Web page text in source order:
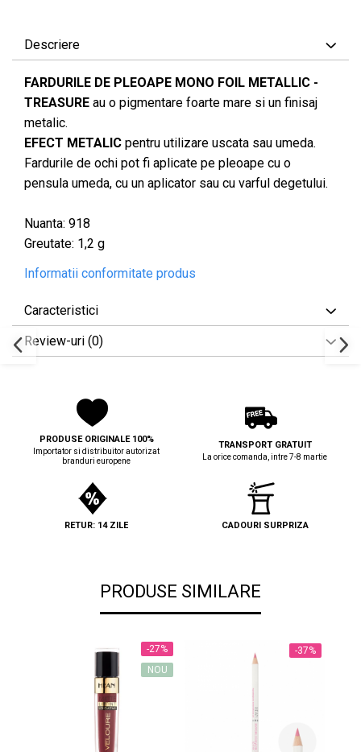
Descriere
FARDURILE DE PLEOAPE MONO FOIL METALLIC -
TREASURE au o pigmentare foarte mare si un finisaj
metalic.
EFECT METALIC pentru utilizare uscata sau umeda.
Fardurile de ochi pot fi aplicate pe pleoape cu o
pensula umeda, cu un aplicator sau cu varful degetului.
Nuanta: 918
Greutate: 1,2 g
Informatii conformitate produs
Caracteristici
Review-uri (0)
PRODUSE ORIGINALE 100%
Importator si distribuitor autorizat
branduri europene
TRANSPORT GRATUIT
La orice comanda, intre 7-8 martie
RETUR: 14 ZILE CADOURI SURPRIZA
PRODUSE SIMILARE
-27%
NOU
-37%